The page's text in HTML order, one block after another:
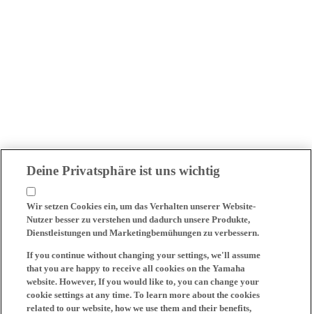
Deine Privatsphäre ist uns wichtig
Wir setzen Cookies ein, um das Verhalten unserer Website-
Nutzer besser zu verstehen und dadurch unsere Produkte,
Dienstleistungen und Marketingbemühungen zu verbessern.
If you continue without changing your settings, we'll assume
that you are happy to receive all cookies on the Yamaha
website. However, If you would like to, you can change your
cookie settings at any time. To learn more about the cookies
related to our website, how we use them and their benefits,